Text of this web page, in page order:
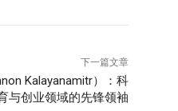
提问或贡献想法。这些
现对团队成员观点的
不同需求调整沟通方
下一篇文章
Kalayanamitr）：科
与创业领域的先锋领袖